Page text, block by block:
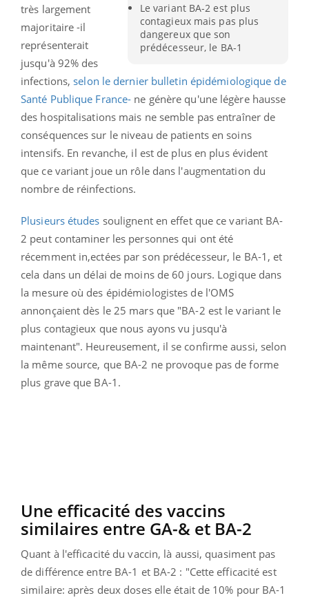
Le variant BA-2 est plus
contagieux mais pas plus
dangereux que son
prédécesseur, le BA-1
très largement
majoritaire -il
représenterait
jusqu'à 92% des
infections,selon le dernier bulletin épidémiologique de
Santé Publique France- ne génère qu'une légère hausse
des hospitalisations mais ne semble pas entraîner de
conséquences sur le niveau de patients en soins
intensifs. En revanche, il est de plus en plus évident
que ce variant joue un rôle dans l'augmentation du
nombre de réinfections.
Plusieurs études soulignent en effet que ce variant BA-
2 peut contaminer les personnes qui ont été
récemment in,ectées par son prédécesseur, le BA-1, et
cela dans un délai de moins de 60 jours. Logique dans
la mesure où des épidémiologistes de l'OMS
annonçaient dès le 25 mars que "BA-2 est le variant le
plus contagieux que nous ayons vu jusqu'à
maintenant". Heureusement, il se confirme aussi, selon
la même source, que BA-2 ne provoque pas de forme
plus grave que BA-1.
Une efficacité des vaccins
similaires entre GA-& et BA-2
Quant à l'efficacité du vaccin, là aussi, quasiment pas
de différence entre BA-1 et BA-2 : "Cette efficacité est
similaire: après deux doses elle était de 10% pour BA-1